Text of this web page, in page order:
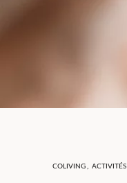
COLIVING , ACTIVITÉS